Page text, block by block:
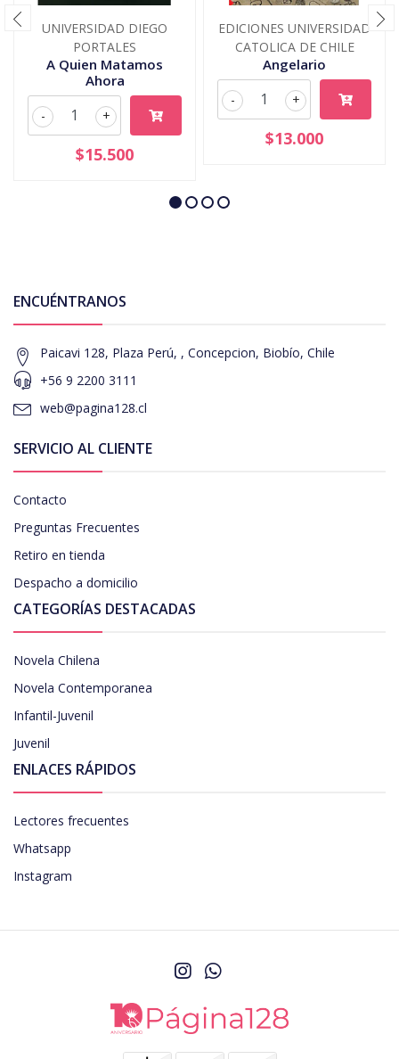
UNIVERSIDAD DIEGO
PORTALES
A Quien Matamos
Ahora
+
-
$15.500
EDICIONES UNIVERSIDAD
CATOLICA DE CHILE
Angelario
+
-
$13.000
ENCUÉNTRANOS
Paicavi 128, Plaza Perú, , Concepcion, Biobío, Chile
+56 9 2200 3111
web@pagina128.cl
SERVICIO AL CLIENTE
Contacto
Preguntas Frecuentes
Retiro en tienda
Despacho a domicilio
CATEGORÍAS DESTACADAS
Novela Chilena
Novela Contemporanea
Infantil-Juvenil
Juvenil
ENLACES RÁPIDOS
Lectores frecuentes
Whatsapp
Instagram